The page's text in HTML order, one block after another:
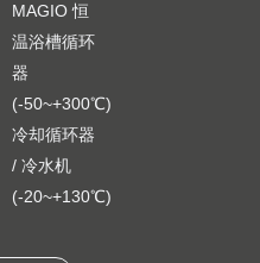
MAGIO 恒
温浴槽循环
器
(-50~+300℃)
冷却循环器
/ 冷水机
(-20~+130℃)